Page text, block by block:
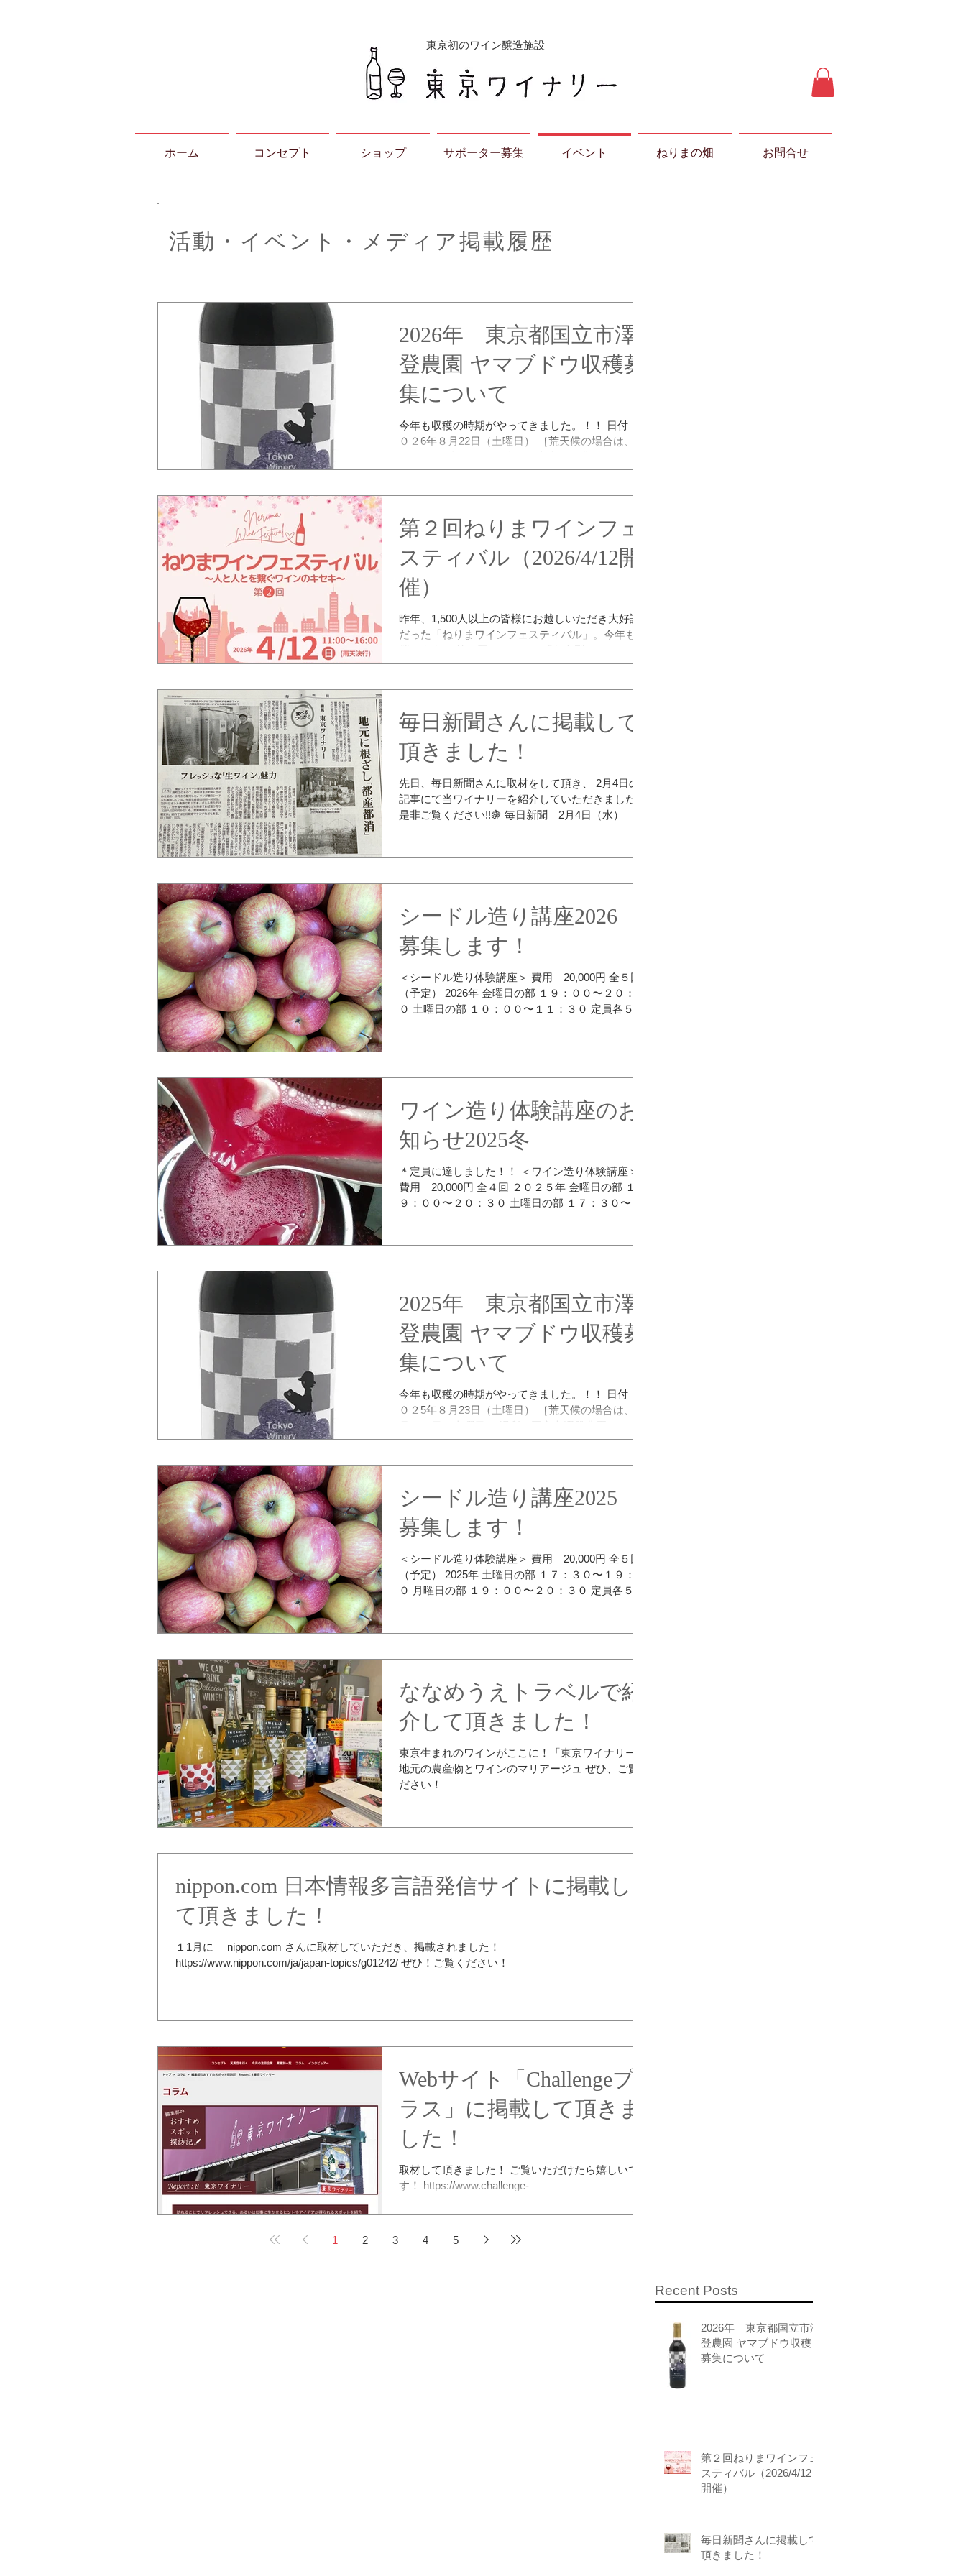
東京初のワイン醸造施設
ホーム コンセプト ショップ サポーター募集 イベント ねりまの畑 お問合せ
活動・イベント・メディア掲載履歴
2026年 東京都国立市澤
登農園 ヤマブドウ収穫募
集について
今年も収穫の時期がやってきました。！！ 日付：２
０２6年８月22日（土曜日） ［荒天候の場合は、8
地集合 時間：８時（午前中いっぱい作業しているの
ドウを収穫するのですが、人手が足りずもしお時間
がある方がいらっしゃいましたら是非一緒に収穫を
お手伝いいただけませんでしょうか？ 現地集合。8
時からとなりますが、午前中いっぱいやっておりま
すので遅れても大丈夫です。 農薬などまったく使用
していないので蚊などいます。虫除けや長袖のご用
意をされた方がいいかもしれません。 用意するも
の：軍手、剪定ばさみ（100均で購入もできますの
いようにこまめに外して頂き、体調優先でお願いい
さい。 状況によっては、お断りすることがございま
すので、あらかじめご了承ください。 ・
37.5℃以上の発熱がある方、または発熱
第２回ねりまワインフェ
スティバル（2026/4/12開
催）
昨年、1,500人以上の皆様にお越しいただき大好評
だった「ねりまワインフェスティバル」。今年も開
ー」！ 東京初のワイナリーである「東京ワイナリ
重な話が聞けるトークショーもやりますよー！ もち
ろん、練馬産ぶどう100%の「ねりまワイン2025」
をお披露目！ 練馬の地で育てたぶどうを使い、練馬
にあるワイナリーで醸造した「ねりまワイン」。今
年はどんな味になってるか、是非味わいに来てくだ
さい～！！（公募で決まったラベルデザインの表彰
式も行います！） また、地域の農家さんや飲食店さ
んによる練馬産野菜や美味しいおつまみの販売等も
コンテンツもありますので、是非ご家族一緒に。 是
れば幸いです！お待ちしています～！！ 日時：
2026年4月12日（日）11:00～16:00（雨天決行） 場
所： PLAY!高架下広場（西武線石神井公園
毎日新聞さんに掲載して
頂きました！
先日、毎日新聞さんに取材をして頂き、 2月4日の
記事にて当ワイナリーを紹介していただきました。
是非ご覧ください!!🍇 毎日新聞 2月4日（水） 掲
続けられる様に頑張ってまいります!!
シードル造り講座2026
募集します！
＜シードル造り体験講座＞ 費用 20,000円 全５回
（予定） 2026年 金曜日の部 １９：００〜２０：３
０ 土曜日の部 １０：００〜１１：３０ 定員各５名
土曜日 １月３０
日 ３ プレス② 2月１３日
2月１４日
４ 瓶詰め ２月２７日 ２月２
８日 ５ ティスティング
3月１３日 ３月１４日 コ
ロナやインフルエンザが流行っております。 講座期
間中で、体調の悪い方はご遠慮頂きますようお願い
ったシードルにオリジナルのラベルを貼り、 お一人
ワイン造り体験講座のお
知らせ2025冬
＊定員に達しました！！ ＜ワイン造り体験講座＞
費用 20,000円 全４回 ２０２５年 金曜日の部 １
９：００〜２０：３０ 土曜日の部 １７：３０〜１
１５日（土）オリ引き、ラベル造り １１月２８日
（金）or１１月２９日（土）瓶詰め 講座期間中で、
体調の悪い方はご遠慮頂きますようお願いいたしま
す。 ぶどうをつぶしたり、搾ったりしながらワイン
についての知識を学びませんか？ 最終日には自分の
手で造ったワインにオリジナルのラベルを貼り、 お
一人様２本お持ち帰り頂きます。 ご興味ある方はぜ
ひご参加ください。 参加されたい方は下記メールに
さい。 echigon@mac.com よろしくお願い致しま
2025年 東京都国立市澤
登農園 ヤマブドウ収穫募
集について
今年も収穫の時期がやってきました。！！ 日付：２
０２5年８月23日（土曜日） ［荒天候の場合は、8
現地集合 時間：８時（午前中いっぱい作業している
シードル造り講座2025
募集します！
＜シードル造り体験講座＞ 費用 20,000円 全５回
（予定） 2025年 土曜日の部 １７：３０〜１９：０
０ 月曜日の部 １９：００〜２０：３０ 定員各５名
...
ななめうえトラベルで紹
介して頂きました！
東京生まれのワインがここに！「東京ワイナリー」
地元の農産物とワインのマリアージュ ぜひ、ご覧く
ださい！
nippon.com 日本情報多言語発信サイトに掲載し
て頂きました！
１1月に nippon.com さんに取材していただき、掲載されました！
https://www.nippon.com/ja/japan-topics/g01242/ ぜひ！ご覧ください！
Webサイト「Challengeプ
ラス」に掲載して頂きま
した！
取材して頂きました！ ご覧いただけたら嬉しいで
す！ https://www.challenge-
1 2 3 4 5
Recent Posts
2026年 東京都国立市澤
登農園 ヤマブドウ収穫
募集について
第２回ねりまワインフェ
スティバル（2026/4/12
開催）
毎日新聞さんに掲載して
頂きました！